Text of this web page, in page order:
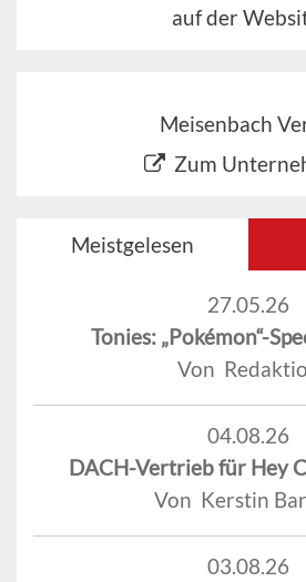
auf der
Meisenbach
Zum
Meistgelesen
27.05.26
Tonies: „Pokémon“-
Von
04.08.26
DACH-Vertrieb für Hey
Von Kerstin
03.08.26